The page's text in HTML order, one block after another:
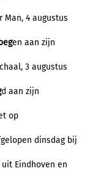
Man, 4 augustus
en aan zijn
3 augustus
d aan zijn
op
dinsdag bij
Eindhoven en